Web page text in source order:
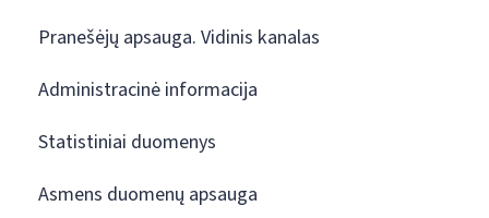
Pranešėjų apsauga. Vidinis kanalas
Administracinė informacija
Statistiniai duomenys
Asmens duomenų apsauga